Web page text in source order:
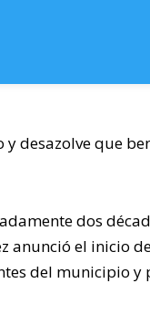
desazolve que
dos
anunció el inicio
del municipio y